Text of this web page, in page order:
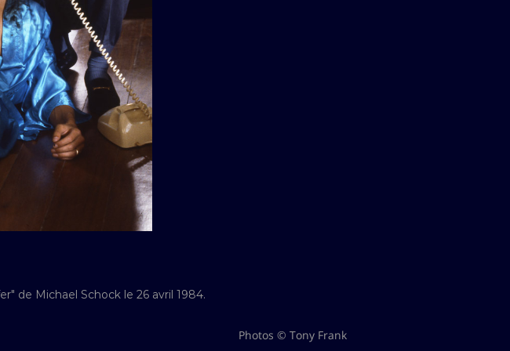
de Michael Schock le 26 avril 1984.
Photos © Tony Frank